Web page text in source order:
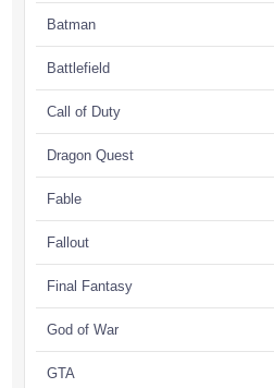
Batman
Battlefield
Call of Duty
Dragon Quest
Fable
Fallout
Final Fantasy
God of War
GTA